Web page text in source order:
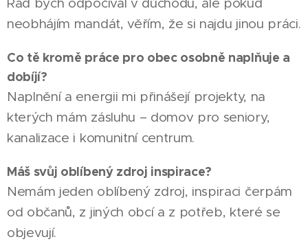
Rád bych odpočíval v důchodu, ale pokud
neobhájím mandát, věřím, že si najdu jinou práci.
Co tě kromě práce pro obec osobně naplňuje a
dobíjí?
Naplnění a energii mi přinášejí projekty, na
kterých mám zásluhu – domov pro seniory,
kanalizace i komunitní centrum.
Máš svůj oblíbený zdroj inspirace?
Nemám jeden oblíbený zdroj, inspiraci čerpám
od občanů, z jiných obcí a z potřeb, které se
objevují.